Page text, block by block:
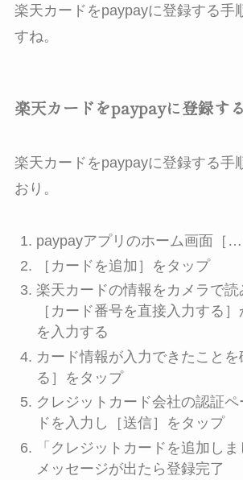
楽天カードをpaypayに登録する手
すね。
楽天カードをpaypayに登録す
楽天カードをpaypayに登録する手
おり。
paypayアプリのホーム画面［
［カードを追加］をタップ
楽天カードの情報をカメラで
［カード番号を直接入力する
を入力する
カード情報が入力できたこと
る］をタップ
クレジットカード会社の認証
ドを入力し［送信］をタップ
「クレジットカードを追加し
メッセージが出たら登録完了